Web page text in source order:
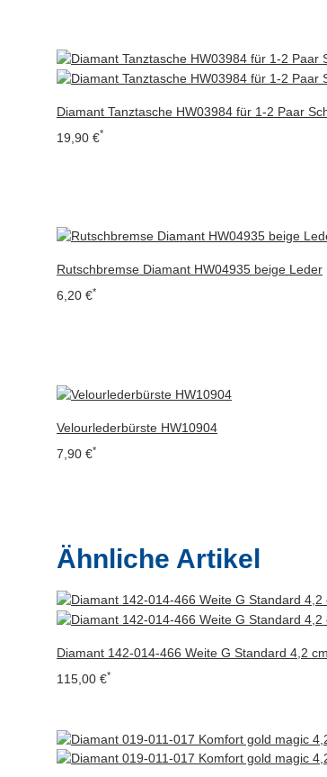
Diamant Tanztasche HW03984 für 1-2 Paar
19,90 €*
Rutschbremse Diamant HW04935 beige Leder
6,20 €*
Velourlederbürste HW10904
7,90 €*
Ähnliche Artikel
Diamant 142-014-466 Weite G Standard 4,2 cm
115,00 €*